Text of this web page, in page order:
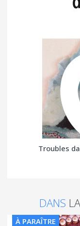
Troubles
DANS
À PARAÎTRE